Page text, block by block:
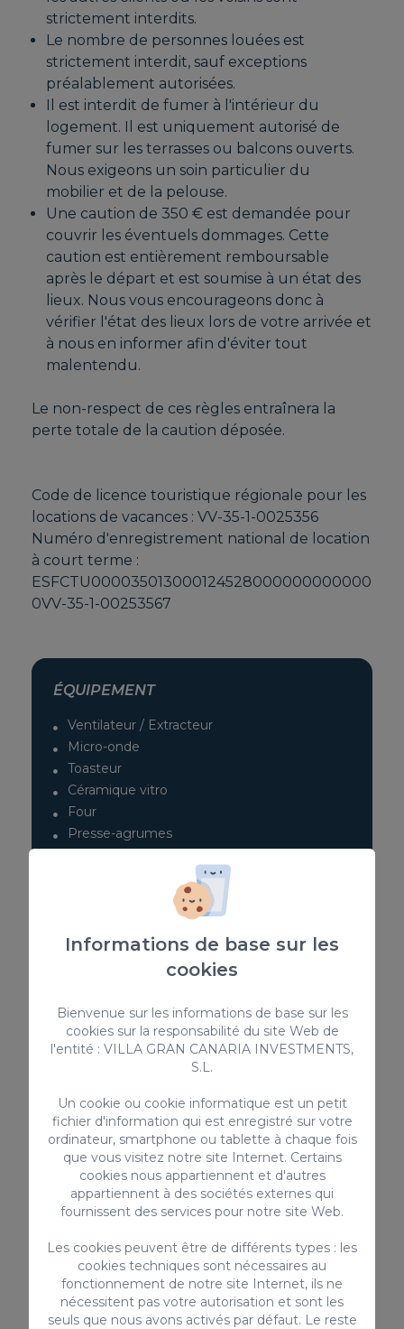
strictement interdits.
Le nombre de personnes louées est
strictement interdit, sauf exceptions
préalablement autorisées.
Il est interdit de fumer à l'intérieur du
logement. Il est uniquement autorisé de
fumer sur les terrasses ou balcons ouverts.
Nous exigeons un soin particulier du
mobilier et de la pelouse.
Une caution de 350 € est demandée pour
couvrir les éventuels dommages. Cette
caution est entièrement remboursable
après le départ et est soumise à un état des
lieux. Nous vous encourageons donc à
vérifier l'état des lieux lors de votre arrivée et
à nous en informer afin d'éviter tout
malentendu.
Le non-respect de ces règles entraînera la
perte totale de la caution déposée.
Code de licence touristique régionale pour les
locations de vacances : VV-35-1-0025356
Numéro d'enregistrement national de location
à court terme :
ESFCTU000035013000124528000000000000
0VV-35-1-00253567
ÉQUIPEMENT
Ventilateur / Extracteur
Micro-onde
Toasteur
Céramique vitro
Four
Presse-agrumes
Machine Nespresso / Cafetière à Capsules
> VOIR TOUT
Services complémentaires
& Chaise haute
Transfert privé d´entrée
pour 1-4 personnes
60€ / Réservation
Informations de base sur les
cookies
Bienvenue sur les informations de base sur les
cookies sur la responsabilité du site Web de
l'entité : VILLA GRAN CANARIA INVESTMENTS,
S.L.
Un cookie ou cookie informatique est un petit
fichier d'information qui est enregistré sur votre
ordinateur, smartphone ou tablette à chaque fois
que vous visitez notre site Internet. Certains
cookies nous appartiennent et d'autres
appartiennent à des sociétés externes qui
fournissent des services pour notre site Web.
Les cookies peuvent être de différents types : les
cookies techniques sont nécessaires au
fonctionnement de notre site Internet, ils ne
nécessitent pas votre autorisation et sont les
seuls que nous avons activés par défaut. Le reste